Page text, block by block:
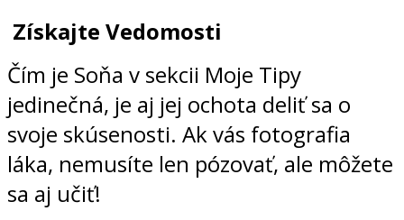
Získajte Vedomosti
Čím je Soňa v sekcii Moje Tipy
jedinečná, je aj jej ochota deliť sa o
svoje skúsenosti. Ak vás fotografia
láka, nemusíte len pózovať, ale môžete
sa aj učiť!